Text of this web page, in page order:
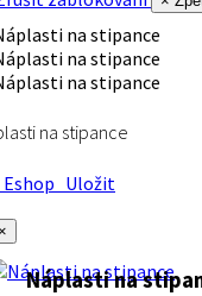
na stipance
Uložit
Náplasti na